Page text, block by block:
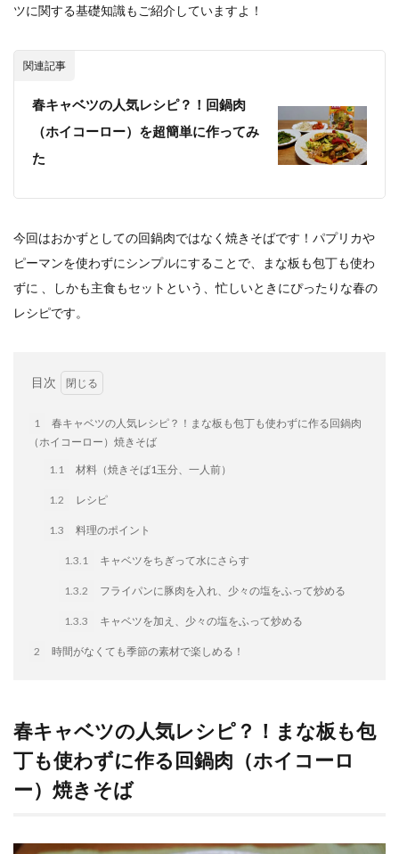
ツに関する基礎知識もご紹介していますよ！
関連記事
春キャベツの人気レシピ？！回鍋肉
（ホイコーロー）を超簡単に作ってみ
た
今回はおかずとしての回鍋肉ではなく焼きそばです！パプリカや
ピーマンを使わずにシンプルにすることで、まな板も包丁も使わ
ずに
、しかも主食もセットという、忙しいときにぴったりな春の
レシピです。
目次
1
春キャベツの人気レシピ？！まな板も包丁も使わずに作る回鍋肉
（ホイコーロー）焼きそば
1.1 材料（焼きそば1玉分、一人前）
1.2 レシピ
1.3 料理のポイント
1.3.1 キャベツをちぎって水にさらす
1.3.2 フライパンに豚肉を入れ、少々の塩をふって炒める
1.3.3 キャベツを加え、少々の塩をふって炒める
2 時間がなくても季節の素材で楽しめる！
春キャベツの人気レシピ？！まな板も包
丁も使わずに作る回鍋肉（ホイコーロ
ー）焼きそば
謹製 羽根つき なにわのお好み餃子
豆苗
おうちde街中華コミュニティ
うどん
キャンプ
キャンペーン
クリスピーひとくち餃子
クリスマス
スープ
たれ
Strategic Cooking Management
bibigo
ESG
イートアンドの仕事
アウトドア
アヒージョ
冷凍から揚げ
冷凍食品ライフハック
冷凍餃子
冷凍麺 品質管理
ファミリーマート
ワイン
ぷるもち水餃子
マンドゥ
メスティン
ラーメン
ラーメンJourney
レシピ 만두